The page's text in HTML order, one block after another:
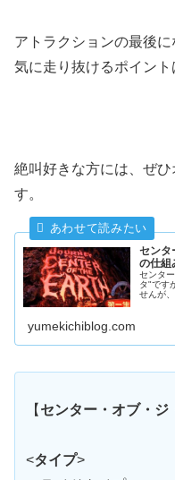
アトラクションの最後
気に走り抜けるポイン
絶叫好きな方には、ぜ
す。
センタ
の仕組
センタ
タ"です
せんが
yumekichiblog.com
【 センター・オブ・ジ
<タイプ>